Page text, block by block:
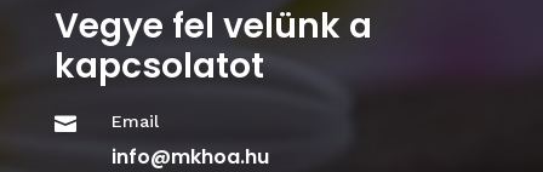
Vegye fel velünk a
kapcsolatot
 Email
info@mkhoa.hu